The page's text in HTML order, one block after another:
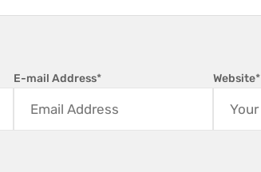
E-mail Address* Website*